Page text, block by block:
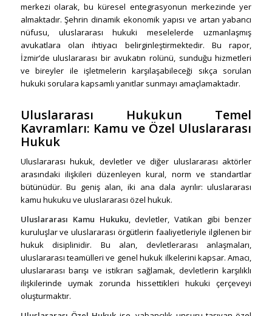
merkezi olarak, bu küresel entegrasyonun merkezinde yer
almaktadır. Şehrin dinamik ekonomik yapısı ve artan yabancı
nüfusu, uluslararası hukuki meselelerde uzmanlaşmış
avukatlara olan ihtiyacı belirginleştirmektedir. Bu rapor,
İzmir’de uluslararası bir avukatın rolünü, sunduğu hizmetleri
ve bireyler ile işletmelerin karşılaşabileceği sıkça sorulan
hukuki sorulara kapsamlı yanıtlar sunmayı amaçlamaktadır.
Uluslararası Hukukun Temel
Kavramları: Kamu ve Özel Uluslararası
Hukuk
Uluslararası hukuk, devletler ve diğer uluslararası aktörler
arasındaki ilişkileri düzenleyen kural, norm ve standartlar
bütünüdür. Bu geniş alan, iki ana dala ayrılır: uluslararası
kamu hukuku ve uluslararası özel hukuk.
Uluslararası Kamu Hukuku, devletler, Vatikan gibi benzer
kuruluşlar ve uluslararası örgütlerin faaliyetleriyle ilgilenen bir
hukuk disiplinidir. Bu alan, devletlerarası anlaşmaları,
uluslararası teamülleri ve genel hukuk ilkelerini kapsar. Amacı,
uluslararası barışı ve istikrarı sağlamak, devletlerin karşılıklı
ilişkilerinde uymak zorunda hissettikleri hukuki çerçeveyi
oluşturmaktır.